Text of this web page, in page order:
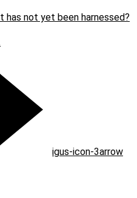
has not yet been harnessed?
igus-icon-3arrow